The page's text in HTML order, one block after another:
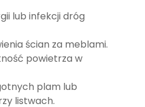
lub infekcji dróg
ścian za meblami.
powietrza w
plam lub
listwach.